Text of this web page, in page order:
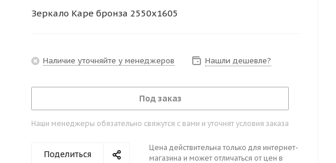
Зеркало Каре бронза 2550х1605
Наличие уточняйте у менеджеров Нашли дешевле?
Под заказ
Наши менеджеры обязательно свяжутся с вами и уточнят условия заказа
Поделиться
Цена действительна только для интернет-
магазина и может отличаться от цен в